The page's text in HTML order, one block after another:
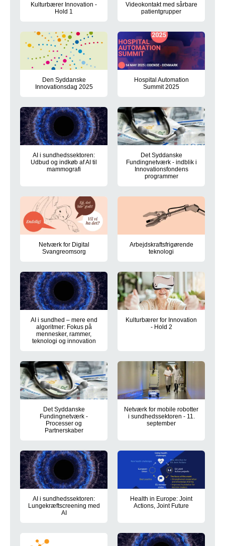
Kulturbærer Innovation -
Hold 1
Videokontakt med sårbare
patientgrupper
Den Syddanske
Innovationsdag 2025
Hospital Automation
Summit 2025
AI i sundhedssektoren:
Udbud og indkøb af AI til
mammografi
RAIN inviterer til til et netværksmøde 15. maj 2025 med
Det Syddanske
Fundingnetværk - indblik i
Innovationsfondens
programmer
Netværk for Digital
Svangreomsorg
Arbejdskraftsfrigørende
teknologi
AI i sundhed – mere end
algoritmer: Fokus på
mennesker, rammer,
teknologi og innovation
Kulturbærer for Innovation
- Hold 2
Det Syddanske
Fundingnetværk -
Processer og
Partnerskaber
Netværk for mobile robotter
i sundhedssektoren - 11.
september
AI i sundhedssektoren:
Lungekræftscreening med
AI
Health in Europe: Joint
Actions, Joint Future